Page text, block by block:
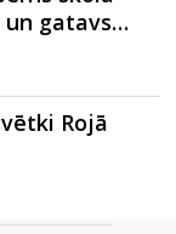
un gatavs…
Rojā